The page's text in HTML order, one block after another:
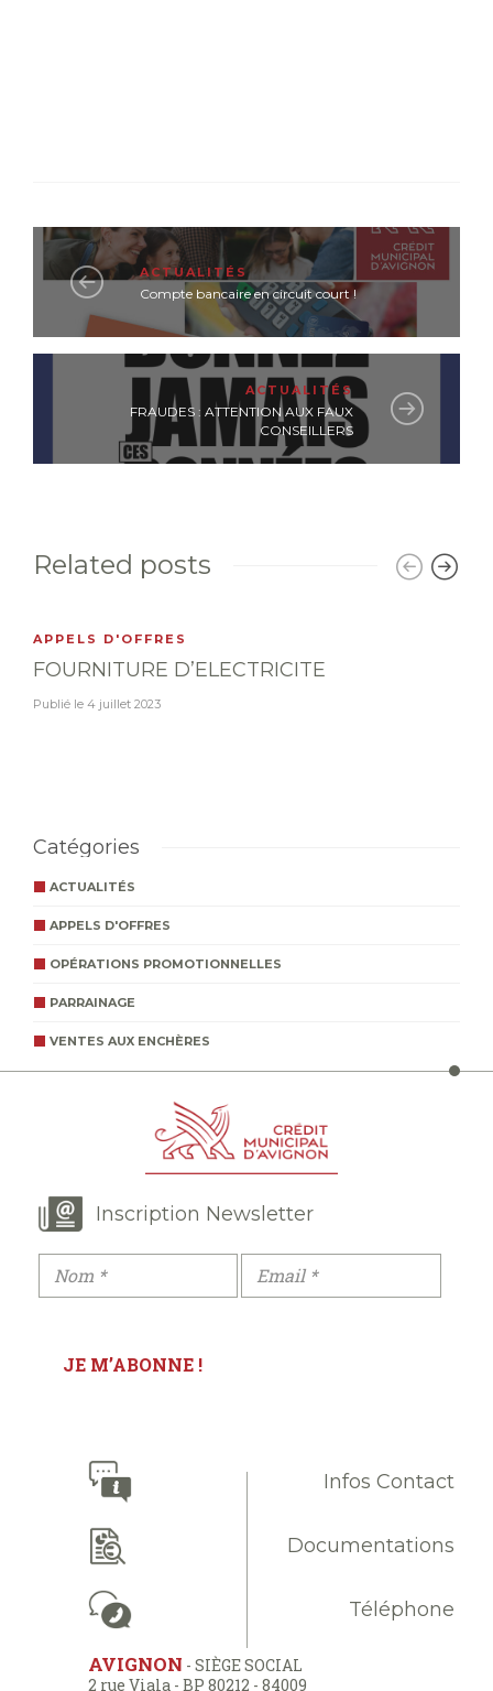
ACTUALITÉS
Compte bancaire en circuit court !
ACTUALITÉS
FRAUDES : ATTENTION AUX FAUX
CONSEILLERS
Related posts
APPELS D'OFFRES
FOURNITURE D’ELECTRICITE
Publié le 4 juillet 2023
Catégories
ACTUALITÉS
APPELS D'OFFRES
OPÉRATIONS PROMOTIONNELLES
PARRAINAGE
VENTES AUX ENCHÈRES
Inscription Newsletter
Infos Contact
Documentations
Téléphone
AVIGNON - SIÈGE SOCIAL
2 rue Viala - BP 80212 - 84009